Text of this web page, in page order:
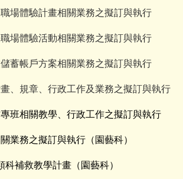
場體驗計畫相關業務之擬訂與執行
場體驗活動相關業務之擬訂與執行
蓄帳戶方案相關業務之擬訂與執行
、規章、行政工作及業務之擬訂與執行
班相關教學、行政工作之擬訂與執行
業務之擬訂與執行（園藝科）
科補救教學計畫（園藝科）